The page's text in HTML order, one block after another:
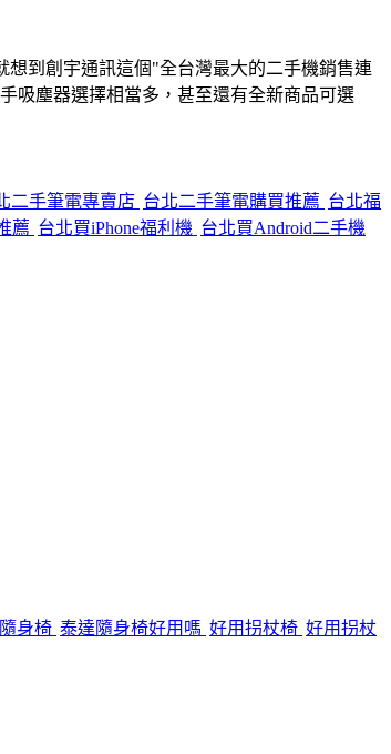
到創宇通訊這個"全台灣最大的二手機銷售連
吸塵器選擇相當多，甚至還有全新商品可選
二手筆電專賣店 台北二手筆電購買推薦 台北福
薦 台北買iPhone福利機 台北買Android二手機
身椅 泰達隨身椅好用嗎 好用拐杖椅 好用拐杖